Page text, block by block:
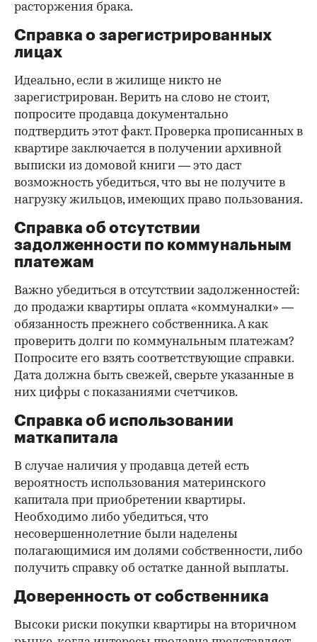
расторжения брака.
Справка о зарегистрированных
лицах
Идеально, если в жилище никто не
зарегистрирован. Верить на слово не стоит,
попросите продавца документально
подтвердить этот факт. Проверка прописанных в
квартире заключается в получении архивной
выписки из домовой книги — это даст
возможность убедиться, что вы не получите в
нагрузку жильцов, имеющих право пользования.
Справка об отсутствии
задолженности по коммунальным
платежам
Важно убедиться в отсутствии задолженностей:
до продажи квартиры оплата «коммуналки» —
обязанность прежнего собственника. А как
проверить долги по коммунальным платежам?
Попросите его взять соответствующие справки.
Дата должна быть свежей, сверьте указанные в
них цифры с показаниями счетчиков.
Справка об использовании
маткапитала
В случае наличия у продавца детей есть
вероятность использования материнского
капитала при приобретении квартиры.
Необходимо либо убедиться, что
несовершеннолетние были наделены
полагающимися им долями собственности, либо
получить справку об остатке данной выплаты.
Доверенность от собственника
Высоки риски покупки квартиры на вторичном